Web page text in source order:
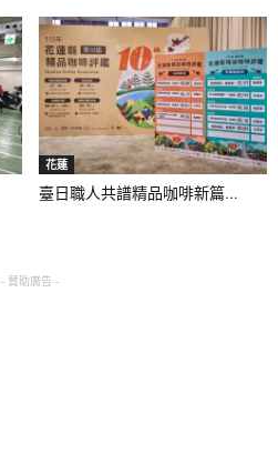
花蓮
臺日職人共譜精品咖啡新篇...
- 贊助廣告 -